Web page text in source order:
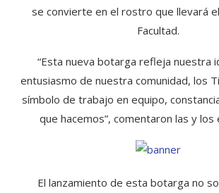
se convierte en el rostro que llevará
Facultad.
“Esta nueva botarga refleja nuestra
entusiasmo de nuestra comunidad, los
símbolo de trabajo en equipo,
que hacemos”, comentaron las y los
El lanzamiento de esta botarga no